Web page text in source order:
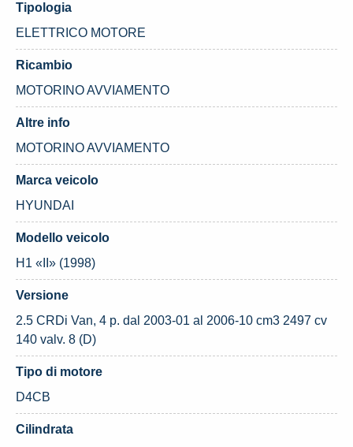
Tipologia
ELETTRICO MOTORE
Ricambio
MOTORINO AVVIAMENTO
Altre info
MOTORINO AVVIAMENTO
Marca veicolo
HYUNDAI
Modello veicolo
H1 «II» (1998)
Versione
2.5 CRDi Van, 4 p. dal 2003-01 al 2006-10 cm3 2497 cv
140 valv. 8 (D)
Tipo di motore
D4CB
Cilindrata